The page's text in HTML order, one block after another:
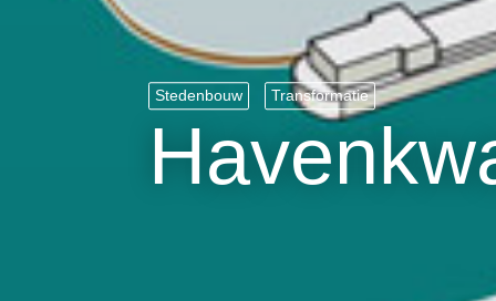
Stedenbouw Transformatie